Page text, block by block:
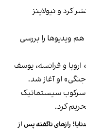
گزارشی منتشر کرد و نیولاینز
ویدیوها را بررسی
اروپا و فرانسه، یوسف
جنگی» او آغاز شد.
او را به‌دلیل «سرکوب سیستماتیک
کرد.
رازهای ناگفته پس از